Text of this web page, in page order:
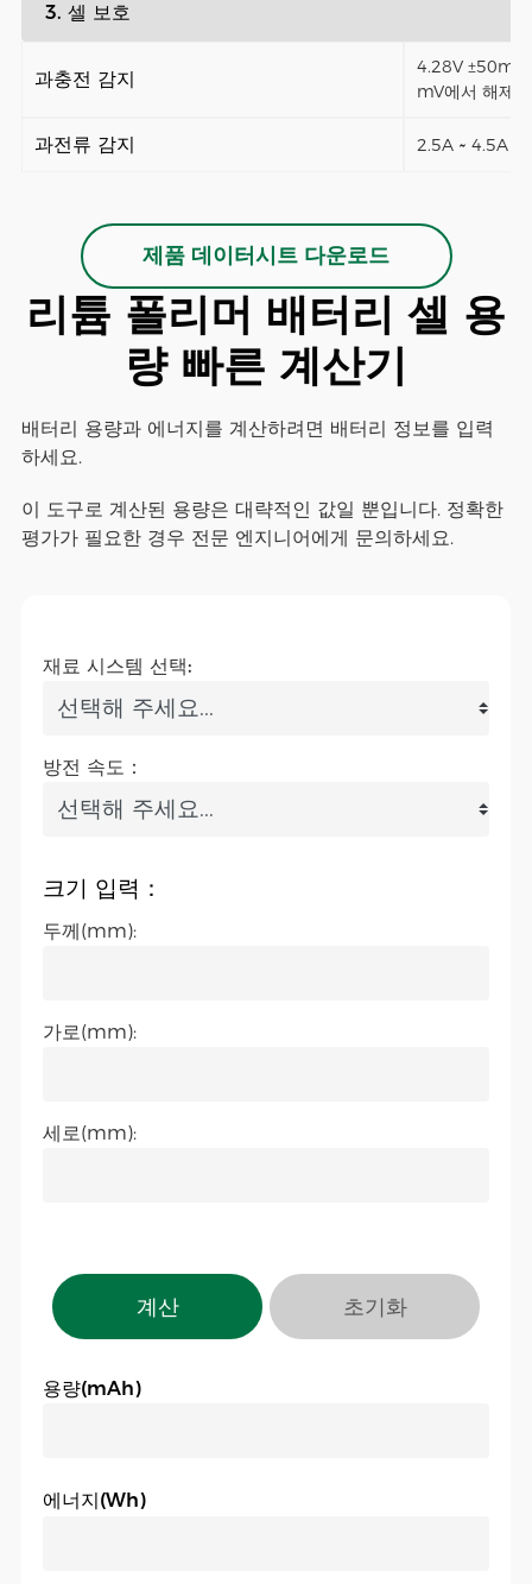
3. 셀 보호
과충전 감지
4.28V ±50mV
mV에서 해제)
과전류 감지 2.5A ~ 4.5A
제품 데이터시트 다운로드
리튬 폴리머 배터리 셀 용
량 빠른 계산기
배터리 용량과 에너지를 계산하려면 배터리 정보를 입력
하세요.
이 도구로 계산된 용량은 대략적인 값일 뿐입니다. 정확한
평가가 필요한 경우 전문 엔지니어에게 문의하세요.
재료 시스템 선택:
방전 속도：
크기 입력：
두께(mm):
가로(mm):
세로(mm):
계산 초기화
용량(mAh)
에너지(Wh)